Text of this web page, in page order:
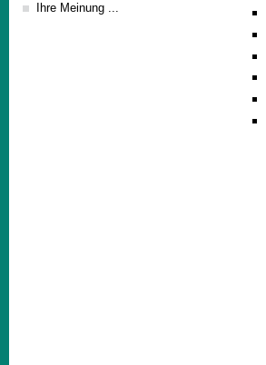
Ihre Meinung ...